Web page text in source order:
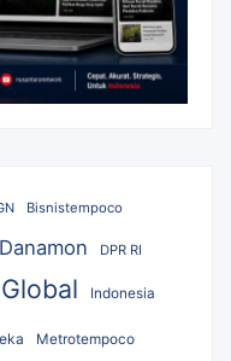
Bisnistempoco
Danamon DPR RI
Global Indonesia
Metrotempoco